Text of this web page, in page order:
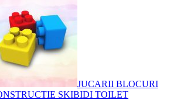
JUCARII BLOCURI
SKIBIDI TOILET